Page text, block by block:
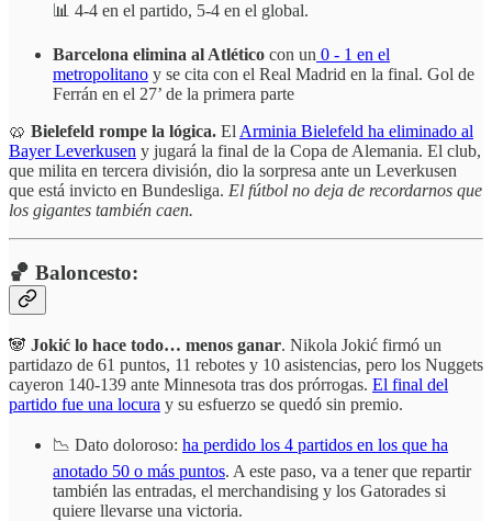
📊 4-4 en el partido, 5-4 en el global.
Barcelona elimina al Atlético con un 0 - 1 en el
metropolitano y se cita con el Real Madrid en la final. Gol de
Ferrán en el 27’ de la primera parte
🥨 Bielefeld rompe la lógica. ElArminia Bielefeld ha eliminado al
Bayer Leverkusen y jugará la final de la Copa de Alemania. El club,
que milita en tercera división, dio la sorpresa ante un Leverkusen
que está invicto en Bundesliga. El fútbol no deja de recordarnos que
los gigantes también caen.
🏀 Baloncesto:
🐼 Jokić lo hace todo… menos ganar. Nikola Jokić firmó un
partidazo de 61 puntos, 11 rebotes y 10 asistencias, pero los Nuggets
cayeron 140-139 ante Minnesota tras dos prórrogas. El final del
partido fue una locura y su esfuerzo se quedó sin premio.
📉 Dato doloroso: ha perdido los 4 partidos en los que ha
anotado 50 o más puntos. A este paso, va a tener que repartir
también las entradas, el merchandising y los Gatorades si
quiere llevarse una victoria.